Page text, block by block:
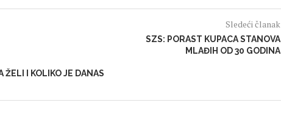
ŽELI I KOLIKO JE DANAS
Sledeći članak
SZS: PORAST KUPACA STANOVA
MLAĐIH OD 30 GODINA